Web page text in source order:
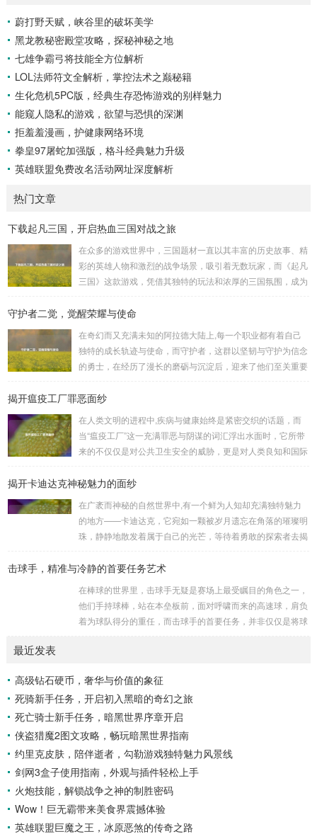
蔚打野天赋，峡谷里的破坏美学
黑龙教秘密殿堂攻略，探秘神秘之地
七雄争霸弓将技能全方位解析
LOL法师符文全解析，掌控法术之巅秘籍
生化危机5PC版，经典生存恐怖游戏的别样魅力
能窥人隐私的游戏，欲望与恐惧的深渊
拒羞羞漫画，护健康网络环境
拳皇97屠蛇加强版，格斗经典魅力升级
英雄联盟免费改名活动网址深度解析
热门文章
下载起凡三国，开启热血三国对战之旅
在众多的游戏世界中，三国题材一直以其丰富的历史故事、精
彩的英雄人物和激烈的战争场景，吸引着无数玩家，而《起凡
三国》这款游戏，凭借其独特的玩法和浓厚的三国氛围，成为
何进行起凡三国下载,开启一段热血的三国对战之旅。 《起凡
以化身为三国时期的知名将领，如勇猛无双的吕布、足智多谋
的诸葛亮、忠义双全的关羽等，率领自己的军队在战场上冲锋
陷阵、排兵布阵，游戏中的每一场战斗都充满了变...
守护者二觉，觉醒荣耀与使命
在奇幻而又充满未知的阿拉德大陆上,每一个职业都有着自己
独特的成长轨迹与使命，而守护者，这群以坚韧与守护为信念
的勇士，在经历了漫长的磨砺与沉淀后，迎来了他们至关重要
大陆的那一刻起，便肩负着守护的重任，他们身躯魁梧，手持
来自各方的邪恶势力，最初，他们凭借着基础的技能和坚定的
意志，在一次次战斗中积累着经验，不断成长，无论是在阴森
恐怖的地下墓穴，还是在战火纷飞的前线战场，守...
揭开瘟疫工厂罪恶面纱
在人类文明的进程中,疾病与健康始终是紧密交织的话题，而
当“瘟疫工厂”这一充满罪恶与阴谋的词汇浮出水面时，它所带
来的不仅仅是对公共卫生安全的威胁，更是对人类良知和国际
是一些别有用心的势力为了实现其不可告人的目的，秘密设立
科学研究的外衣，实则干着违背人道、危害全球的勾当。 从
历史上看,生物武器的使用曾经给人类带来过惨痛的教训，在
战争时期，某些国家就曾利用细菌、病毒...
揭开卡迪达克神秘魅力的面纱
在广袤而神秘的自然世界中,有一个鲜为人知却充满独特魅力
的地方——卡迪达克，它宛如一颗被岁月遗忘在角落的璀璨明
珠，静静地散发着属于自己的光芒，等待着勇敢的探索者去揭
复杂多样的地形地貌，高耸入云的山脉连绵起伏，像是大自然
照耀下闪耀着刺眼的银光，仿佛是大自然赐予这片土地的皇
冠，而山脚下，则是一片郁郁葱葱的森林，森林里树木种类繁
多，高大的乔木遮天蔽日，阳光只能透过枝叶的缝隙...
击球手，精准与冷静的首要任务艺术
在棒球的世界里，击球手无疑是赛场上最受瞩目的角色之一，
他们手持球棒，站在本垒板前，面对呼啸而来的高速球，肩负
着为球队得分的重任，而击球手的首要任务，并非仅仅是将球
滑球，击球手需要在极短的时间内，准确判断球的速度、方向
和落点，然后调整自己的击球动作，这不仅要求击球手具备出
色的视力和反应能力,更需要大量的训练来培养对球...
最近发表
高级钻石硬币，奢华与价值的象征
死骑新手任务，开启初入黑暗的奇幻之旅
死亡骑士新手任务，暗黑世界序章开启
侠盗猎魔2图文攻略，畅玩暗黑世界指南
约里克皮肤，陪伴逝者，勾勒游戏独特魅力风景线
剑网3盒子使用指南，外观与插件轻松上手
火炮技能，解锁战争之神的制胜密码
Wow！巨无霸带来美食界震撼体验
英雄联盟巨魔之王，冰原恶煞的传奇之路